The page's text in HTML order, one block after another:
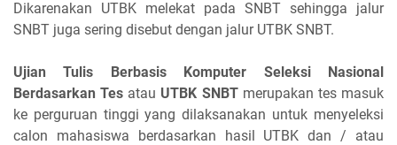
Dikarenakan UTBK melekat pada SNBT sehingga jalur
SNBT juga sering disebut dengan jalur UTBK SNBT.
Ujian Tulis Berbasis Komputer Seleksi Nasional
Berdasarkan Tes atau UTBK SNBTmerupakan tes masuk
ke perguruan tinggi yang dilaksanakan untuk menyeleksi
calon mahasiswa berdasarkan hasil UTBK dan / atau